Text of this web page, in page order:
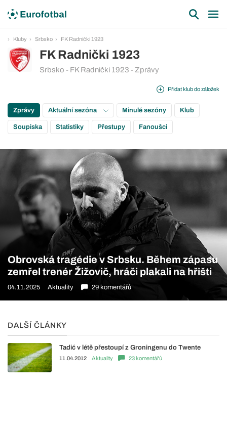
Kluby Srbsko FK Radnički 1923
FK Radnički 1923
Srbsko - FK Radnički 1923 - Zprávy
Přidat klub do záložek
Zprávy Aktuální sezóna Minulé sezóny Klub
Soupiska Statistiky Přestupy Fanoušci
Obrovská tragédie v Srbsku. Během zápasu
zemřel trenér Žižovič, hráči plakali na hřišti
04.11.2025 Aktuality 29 komentářů
DALŠÍ ČLÁNKY
Tadić v létě přestoupí z Groningenu do Twente
11.04.2012 Aktuality 23 komentářů